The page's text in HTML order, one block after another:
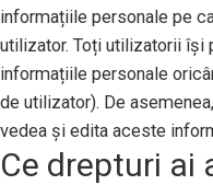
informațiile personale pe
utilizator. Toți utilizatorii își
informațiile personale
de utilizator). De
vedea și edita aceste
Ce drepturi ai